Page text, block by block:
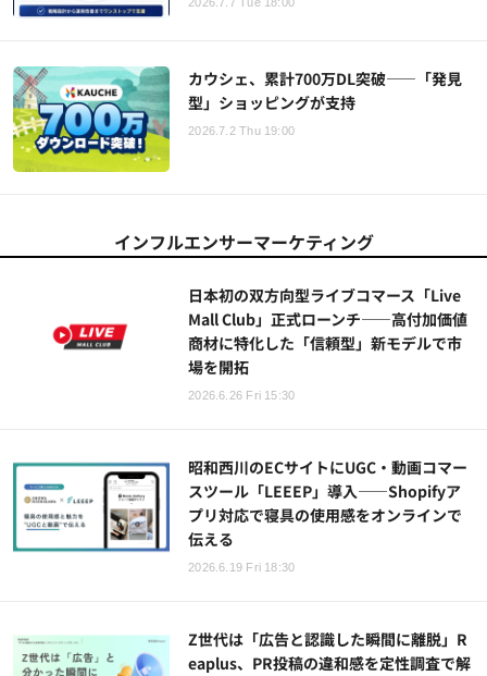
カウシェ、累計700万DL突破——「発見
型」ショッピングが支持
2026.7.2 Thu 19:00
インフルエンサーマーケティング
日本初の双方向型ライブコマース「Live
Mall Club」正式ローンチ——高付加価値
商材に特化した「信頼型」新モデルで市
場を開拓
2026.6.26 Fri 15:30
昭和西川のECサイトにUGC・動画コマー
スツール「LEEEP」導入——Shopifyア
プリ対応で寝具の使用感をオンラインで
伝える
2026.6.19 Fri 18:30
Z世代は「広告と認識した瞬間に離脱」R
eaplus、PR投稿の違和感を定性調査で解